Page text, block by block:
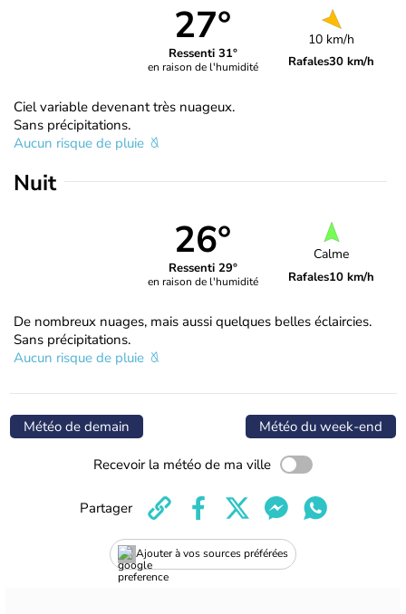
27°
Ressenti 31°
en raison de l'humidité
10 km/h
Rafales30 km/h
Ciel variable devenant très nuageux.
Sans précipitations.
Aucun risque de pluie
Nuit
26°
Ressenti 29°
en raison de l'humidité
Calme
Rafales10 km/h
De nombreux nuages, mais aussi quelques belles éclaircies.
Sans précipitations.
Aucun risque de pluie
Météo de demain Météo du week-end
Recevoir la météo de ma ville
Ajouter à vos sources préférées
Partager